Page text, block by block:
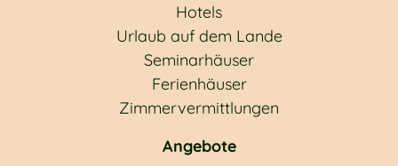
Hotels
Urlaub auf dem Lande
Seminarhäuser
Ferienhäuser
Zimmervermittlungen
Angebote